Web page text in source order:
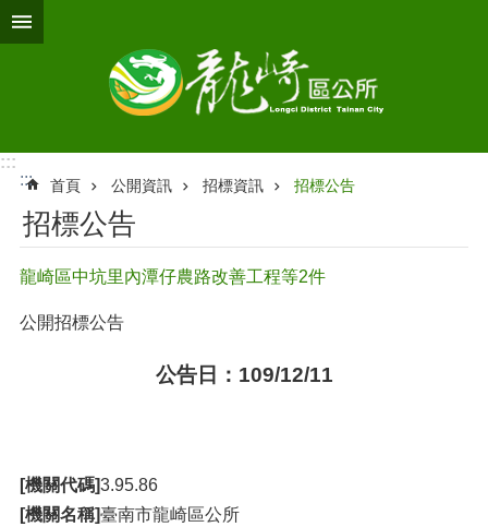
跳到主要內容區塊
:::
:::
首頁 公開資訊 招標資訊 招標公告
招標公告
龍崎區中坑里內潭仔農路改善工程等2件
公開招標公告
公告日：109/12/11
[機關代碼]3.95.86
[機關名稱]臺南市龍崎區公所